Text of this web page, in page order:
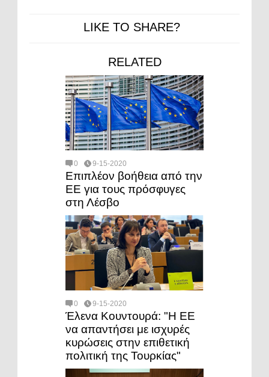
LIKE TO SHARE?
RELATED
0 9-15-2020
Επιπλέον βοήθεια από την
ΕΕ για τους πρόσφυγες
στη Λέσβο
0 9-15-2020
Έλενα Κουντουρά: "H ΕΕ
να απαντήσει με ισχυρές
κυρώσεις στην επιθετική
πολιτική της Τουρκίας"